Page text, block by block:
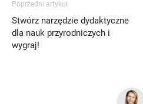
Poprzedni artykuł
Stwórz narzędzie dydaktyczne
dla nauk przyrodniczych i
wygraj!